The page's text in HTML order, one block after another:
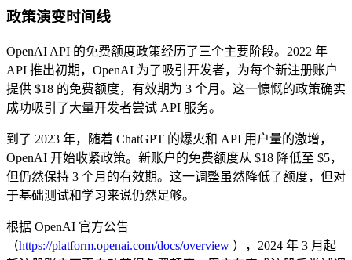
政策演变时间线
OpenAI API 的免费额度政策经历了三个主要阶段。2022 年
API 推出初期，OpenAI 为了吸引开发者，为每个新注册账户
提供 $18 的免费额度，有效期为 3 个月。这一慷慨的政策确实
成功吸引了大量开发者尝试 API 服务。
到了 2023 年，随着 ChatGPT 的爆火和 API 用户量的激增，
OpenAI 开始收紧政策。新账户的免费额度从 $18 降低至 $5，
但仍然保持 3 个月的有效期。这一调整虽然降低了额度，但对
于基础测试和学习来说仍然足够。
根据 OpenAI 官方公告
（https://platform.openai.com/docs/overview ），2024 年 3 月起